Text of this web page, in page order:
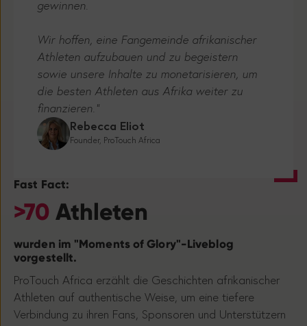
Athleten aufzubauen und zu begeistern
sowie unsere Inhalte zu monetarisieren, um
die besten Athleten aus Afrika weiter zu
finanzieren."
Rebecca Eliot
Founder, ProTouch Africa
>70 Athleten
vorgestellt.
ProTouch Africa erzählt die Geschichten afrikanischer
Athleten auf authentische Weise, um eine tiefere
Verbindung zu ihren Fans, Sponsoren und Unterstützern
aufzubauen.